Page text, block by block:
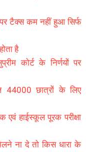
पर टैक्स कम नहीं हुआ सिर्फ
है
कोर्ट के निर्णयों पर
44000 छात्रों के लिए
एवं हाईस्कूल पूरक परीक्षा
ना दे तो किस धारा के